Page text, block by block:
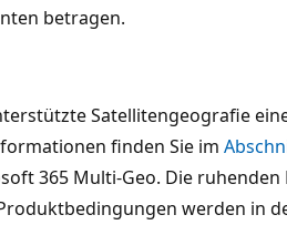
betragen.
Satellitengeografie
finden Sie im
365 Multi-Geo. Die
werden in